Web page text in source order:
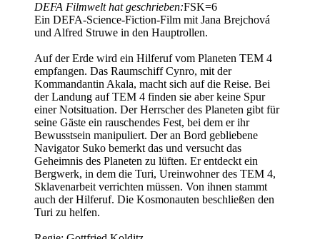
DEFA Filmwelt hat geschrieben:FSK=6
Ein DEFA-Science-Fiction-Film mit Jana Brejchová
und Alfred Struwe in den Hauptrollen.
Auf der Erde wird ein Hilferuf vom Planeten TEM 4
empfangen. Das Raumschiff Cynro, mit der
Kommandantin Akala, macht sich auf die Reise. Bei
der Landung auf TEM 4 finden sie aber keine Spur
einer Notsituation. Der Herrscher des Planeten gibt für
seine Gäste ein rauschendes Fest, bei dem er ihr
Bewusstsein manipuliert. Der an Bord gebliebene
Navigator Suko bemerkt das und versucht das
Geheimnis des Planeten zu lüften. Er entdeckt ein
Bergwerk, in dem die Turi, Ureinwohner des TEM 4,
Sklavenarbeit verrichten müssen. Von ihnen stammt
auch der Hilferuf. Die Kosmonauten beschließen den
Turi zu helfen.